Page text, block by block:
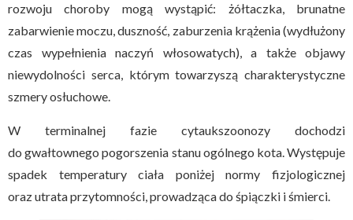
rozwoju choroby mogą wystąpić: żółtaczka, brunatne
zabarwienie moczu, duszność, zaburzenia krążenia (wydłużony
czas wypełnienia naczyń włosowatych), a także objawy
niewydolności serca, którym towarzyszą charakterystyczne
szmery osłuchowe.
W terminalnej fazie cytaukszoonozy dochodzi
do gwałtownego pogorszenia stanu ogólnego kota. Występuje
spadek temperatury ciała poniżej normy fizjologicznej
oraz utrata przytomności, prowadząca do śpiączki i śmierci.